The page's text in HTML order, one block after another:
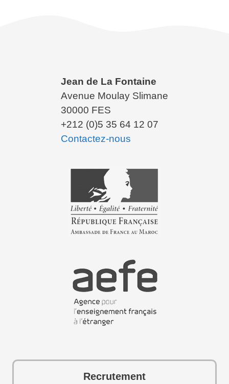
Jean de La Fontaine
Avenue Moulay Slimane
30000 FES
+212 (0)5 35 64 12 07
Contactez-nous
Recrutement